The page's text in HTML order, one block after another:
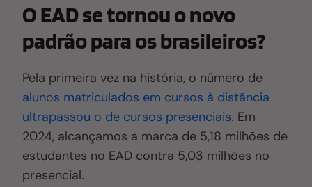
O EAD se tornou o novo
padrão para os brasileiros?
Pela primeira vez na história, o número de
alunos matriculados em cursos à distância
ultrapassou o de cursos presenciais. Em
2024, alcançamos a marca de 5,18 milhões de
estudantes no EAD contra 5,03 milhões no
presencial.